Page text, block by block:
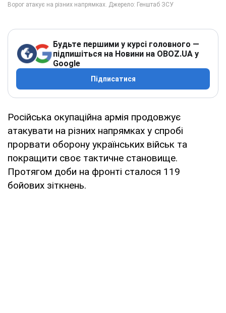
Будьте першими у курсі головного —
підпишіться на Новини на OBOZ.UA у
Google
Підписатися
Російська окупаційна армія продовжує
атакувати на різних напрямках у спробі
прорвати оборону українських військ та
покращити своє тактичне становище.
Протягом доби на фронті сталося 119
бойових зіткнень.